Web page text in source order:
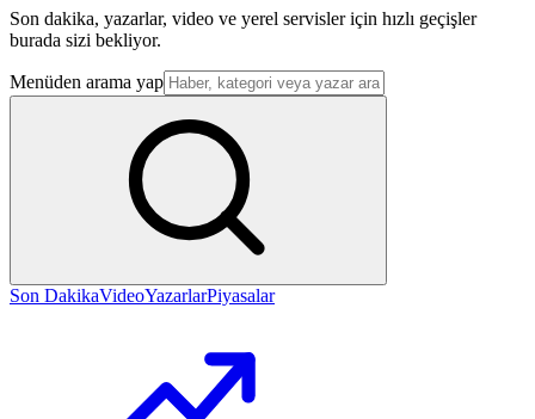
Son dakika, yazarlar, video ve yerel servisler için hızlı geçişler
burada sizi bekliyor.
Menüden arama yap
Son DakikaVideoYazarlarPiyasalar